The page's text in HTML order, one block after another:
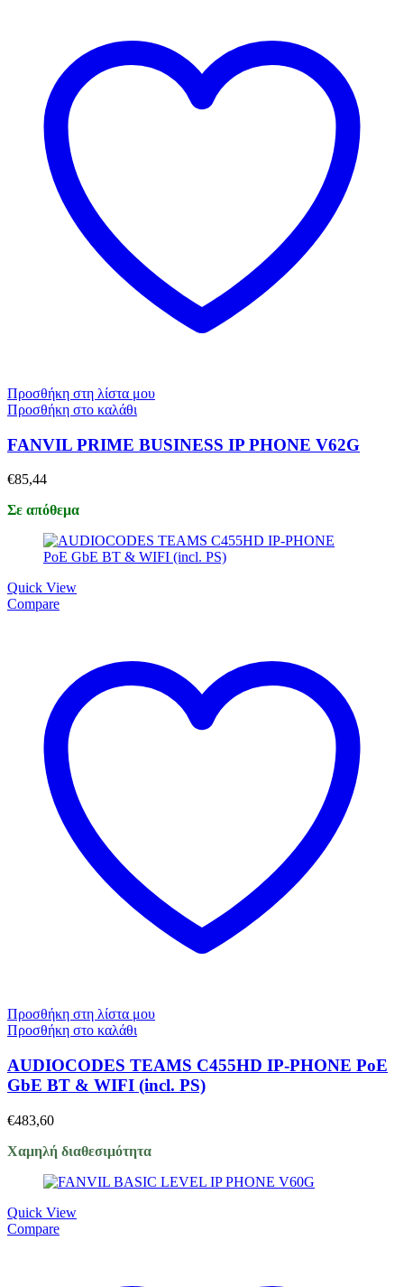
Προσθήκη στη λίστα μου
Προσθήκη στο καλάθι
FANVIL PRIME BUSINESS IP PHONE V62G
€85,44
Σε απόθεμα
Quick View
Compare
Προσθήκη στη λίστα μου
Προσθήκη στο καλάθι
AUDIOCODES TEAMS C455HD IP-PHONE PoE
GbE BT & WIFI (incl. PS)
€483,60
Χαμηλή διαθεσιμότητα
Quick View
Compare